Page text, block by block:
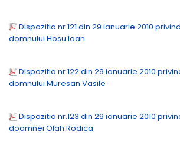
Dispozitia nr.121 din 29 ianuarie 2010
domnului Hosu Ioan
Dispozitia nr.122 din 29 ianuarie 2010
domnului Muresan Vasile
Dispozitia nr.123 din 29 ianuarie 2010
doamnei Olah Rodica